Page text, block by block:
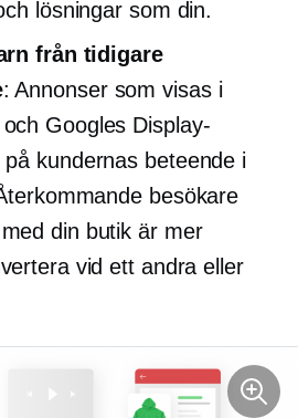
lösningar som din.
från tidigare
: Annonser som visas i
Googles Display-
kundernas beteende i
besökare
din butik är mer
vid ett andra eller